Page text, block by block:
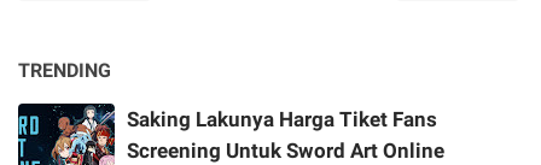
TRENDING
Saking Lakunya Harga Tiket Fans
Screening Untuk Sword Art Online